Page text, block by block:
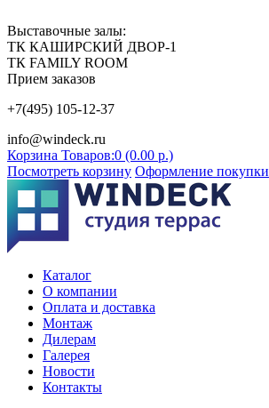
Выставочные залы:
ТК КАШИРСКИЙ ДВОР-1
ТК FAMILY ROOM
Прием заказов
+7(495) 105-12-37
info@windeck.ru
Корзина Товаров:0 (0.00 р.)
Посмотреть корзину Оформление покупки
Каталог
О компании
Оплата и доставка
Монтаж
Дилерам
Галерея
Новости
Контакты